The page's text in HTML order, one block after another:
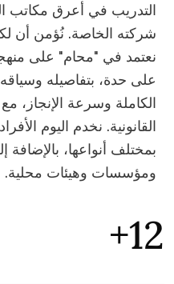
التدريب في أعرق مكاتب
شركته الخاصة. نُؤمن أن
نعتمد في "محام" على
على حدة، بتفاصيله
الكاملة وسرعة الإنجاز، مع
القانونية. نخدم اليوم
بمختلف أنواعها، بالإضافة
ومؤسسات وهيئات محلية.
16
+